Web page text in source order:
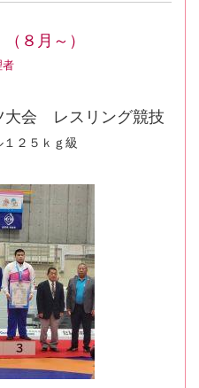
８月～）
大会 レスリング競技
２５ｋｇ級